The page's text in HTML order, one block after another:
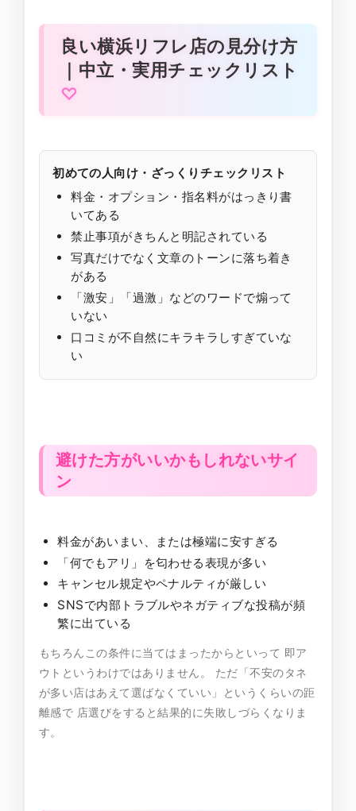
良い横浜リフレ店の見分け方
｜中立・実用チェックリスト
初めての人向け・ざっくりチェックリスト
料金・オプション・指名料がはっきり書
いてある
禁止事項がきちんと明記されている
写真だけでなく文章のトーンに落ち着き
がある
「激安」「過激」などのワードで煽って
いない
口コミが不自然にキラキラしすぎていな
い
避けた方がいいかもしれないサイ
ン
料金があいまい、または極端に安すぎる
「何でもアリ」を匂わせる表現が多い
キャンセル規定やペナルティが厳しい
SNSで内部トラブルやネガティブな投稿が頻
繁に出ている
もちろんこの条件に当てはまったからといって 即ア
ウトというわけではありません。 ただ「不安のタネ
が多い店はあえて選ばなくていい」というくらいの距
離感で 店選びをすると結果的に失敗しづらくなりま
す。